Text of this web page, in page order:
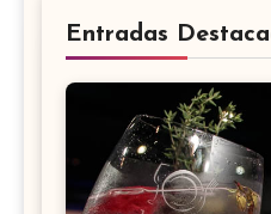
Entradas